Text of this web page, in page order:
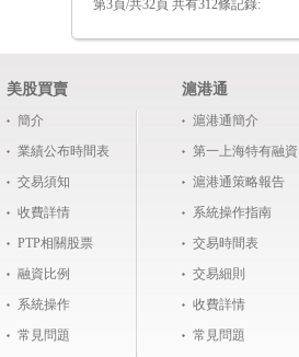
第3頁/共32頁 共有312條記錄:
美股買賣
簡介
業績公布時間表
交易須知
收費詳情
PTP相關股票
融資比例
系統操作
常見問題
滬港通
滬港通簡介
第一上海特有融資
滬港通策略報告
系統操作指南
交易時間表
交易細則
收費詳情
常見問題